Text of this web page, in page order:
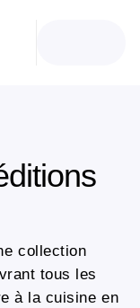
collection
tous les
à la cuisine en